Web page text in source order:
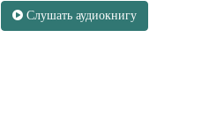
Слушать аудиокнигу